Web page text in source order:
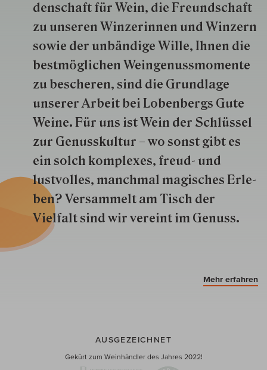
den­schaft für Wein, die Freund­schaft
zu unseren Win­zer­innen und Win­zern
so­wie der un­bän­dige Wille, Ihnen die
best­mög­lich­en Wein­genuss­momente
zu besche­ren, sind die Grund­lage
unserer Arbeit bei Lobenbergs Gute
Weine. Für uns ist Wein der Schlüs­sel
zur Genuss­kultur – wo sonst gibt es
ein solch kom­plexes, freud- und
lustvolles, manchmal ma­gisch­es Er­le­
ben? Versammelt am Tisch der
Vielfalt sind wir ver­eint im Genuss.
Mehr erfahren
AUSGEZEICHNET
Gekürt zum Weinhändler des Jahres 2022!